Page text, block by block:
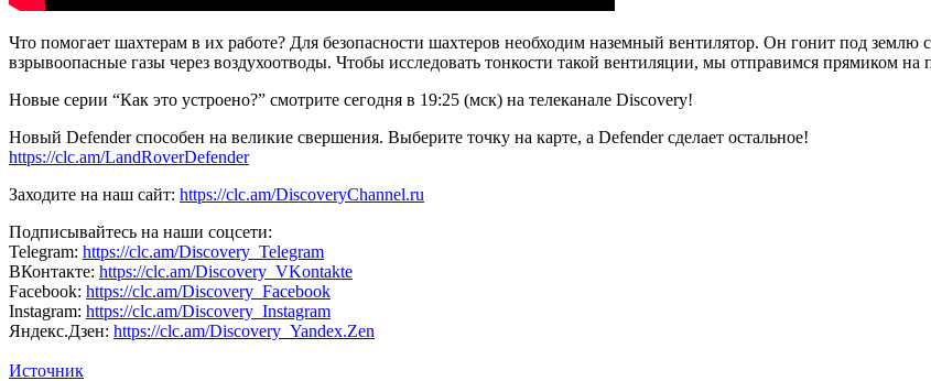
Что помогает шахтерам в их работе? Для безопасности шахтеров необходим наземный вентилятор. Он гонит под
взрывоопасные газы через воздухоотводы. Чтобы исследовать тонкости такой вентиляции, мы отправимся прямиком на
Новые серии “Как это устроено?” смотрите сегодня в 19:25 (мск) на телеканале Discovery!
Новый Defender способен на великие свершения. Выберите точку на карте, а Defender сделает остальное!
https://clc.am/LandRoverDefender
Заходите на наш сайт: https://clc.am/DiscoveryChannel.ru
Подписывайтесь на наши соцсети:
Telegram: https://clc.am/Discovery_Telegram
ВКонтакте: https://clc.am/Discovery_VKontakte
Facebook: https://clc.am/Discovery_Facebook
Instagram: https://clc.am/Discovery_Instagram
Яндекс.Дзен: https://clc.am/Discovery_Yandex.Zen
Источник